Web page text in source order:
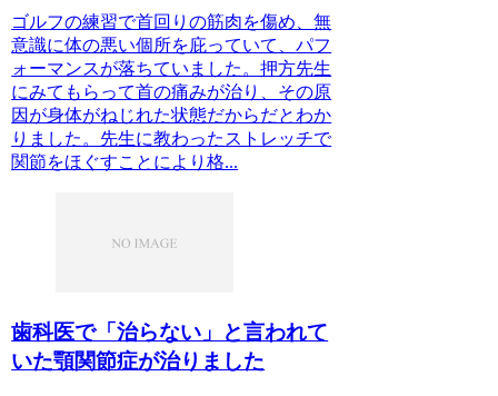
ゴルフの練習で首回りの筋肉を傷め、無
意識に体の悪い個所を庇っていて、パフ
ォーマンスが落ちていました。押方先生
にみてもらって首の痛みが治り、その原
因が身体がねじれた状態だからだとわか
りました。先生に教わったストレッチで
関節をほぐすことにより格...
歯科医で「治らない」と言われて
いた顎関節症が治りました